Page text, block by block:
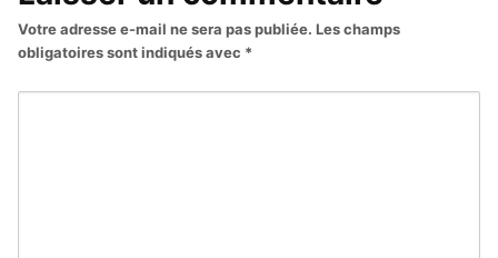
Votre adresse e-mail ne sera pas publiée. Les champs
obligatoires sont indiqués avec *